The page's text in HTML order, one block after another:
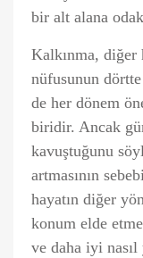
bir alt alana
Kalkınma, diğer
nüfusunun
de her dönem
biridir. Ancak
kavuştuğunu
artmasının
hayatın diğer
konum elde
ve daha iyi nasıl